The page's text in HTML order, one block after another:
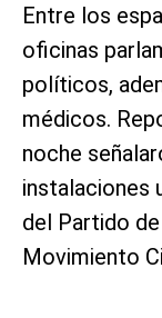
Entre los
oficinas
políticos,
médicos.
noche
instalaciones
del Partido
Movimiento